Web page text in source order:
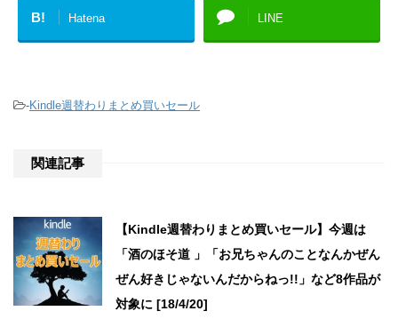
B! Hatena LINE
-Kindle週替わりまとめ買いセール
関連記事
【Kindle週替わりまとめ買いセール】今週は
「酒のほそ道 」「お兄ちゃんのことなんかぜん
ぜん好きじゃないんだからねっ!!」など8作品が
対象に [18/4/20]